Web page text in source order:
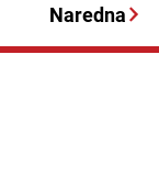
Naredna